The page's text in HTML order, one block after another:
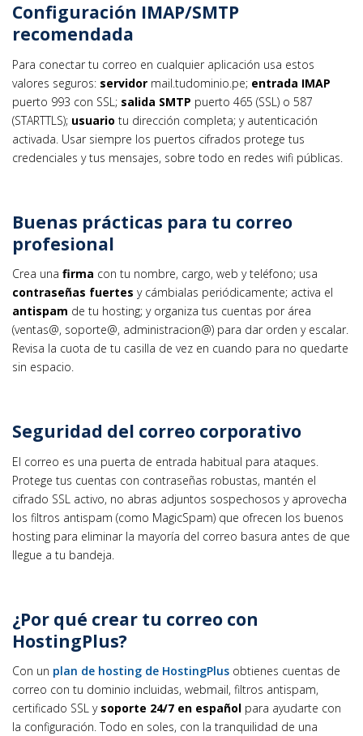
Configuración IMAP/SMTP
recomendada
Para conectar tu correo en cualquier aplicación usa estos
valores seguros: servidor mail.tudominio.pe; entrada IMAP
puerto 993 con SSL; salida SMTP puerto 465 (SSL) o 587
(STARTTLS); usuario tu dirección completa; y autenticación
activada. Usar siempre los puertos cifrados protege tus
credenciales y tus mensajes, sobre todo en redes wifi públicas.
Buenas prácticas para tu correo
profesional
Crea una firma con tu nombre, cargo, web y teléfono; usa
contraseñas fuertes y cámbialas periódicamente; activa el
antispam de tu hosting; y organiza tus cuentas por área
(ventas@, soporte@, administracion@) para dar orden y escalar.
Revisa la cuota de tu casilla de vez en cuando para no quedarte
sin espacio.
Seguridad del correo corporativo
El correo es una puerta de entrada habitual para ataques.
Protege tus cuentas con contraseñas robustas, mantén el
cifrado SSL activo, no abras adjuntos sospechosos y aprovecha
los filtros antispam (como MagicSpam) que ofrecen los buenos
hosting para eliminar la mayoría del correo basura antes de que
llegue a tu bandeja.
¿Por qué crear tu correo con
HostingPlus?
Con un plan de hosting de HostingPlus obtienes cuentas de
correo con tu dominio incluidas, webmail, filtros antispam,
certificado SSL y soporte 24/7 en español para ayudarte con
la configuración. Todo en soles, con la tranquilidad de una